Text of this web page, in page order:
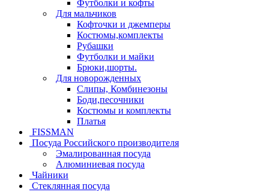
Футболки и кофты
Для мальчиков
Кофточки и джемперы
Костюмы,комплекты
Рубашки
Футболки и майки
Брюки,шорты.
Для новорожденных
Слипы, Комбинезоны
Боди,песочники
Костюмы и комплекты
Платья
FISSMAN
Посуда Российского производителя
Эмалированная посуда
Алюминиевая посуда
Чайники
Стеклянная посуда